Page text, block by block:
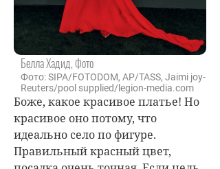
Белла Хадид, Фото
Фото: SIPA/FOTODOM, AP/TASS, Jaimi joy-
Reuters/pool supplied/legion-media.com
Боже, какое красивое платье! Но
красивое оно потому, что
идеально село по фигуре.
Правильный красный цвет,